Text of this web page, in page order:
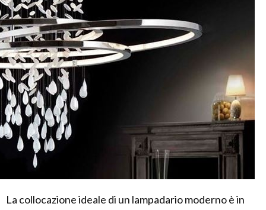
La collocazione ideale di un lampadario moderno è in